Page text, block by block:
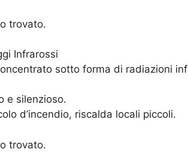
trovato.
Infrarossi
sotto forma di radiazioni
e silenzioso.
d’incendio, riscalda locali piccoli.
trovato.